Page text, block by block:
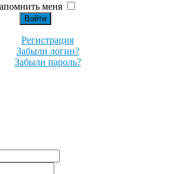
меня
Войти
Регистрация
Забыли логин?
Забыли пароль?